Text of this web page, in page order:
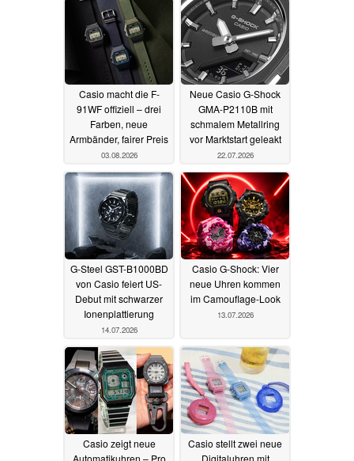
Casio macht die F-
91WF offiziell – drei
Farben, neue
Armbänder, fairer Preis
03.08.2026
Neue Casio G-Shock
GMA-P2110B mit
schmalem Metallring
vor Marktstart geleakt
22.07.2026
G-Steel GST-B1000BD
von Casio feiert US-
Debut mit schwarzer
Ionenplattierung
14.07.2026
Casio G-Shock: Vier
neue Uhren kommen
im Camouflage-Look
13.07.2026
Casio zeigt neue
Casio stellt zwei neue